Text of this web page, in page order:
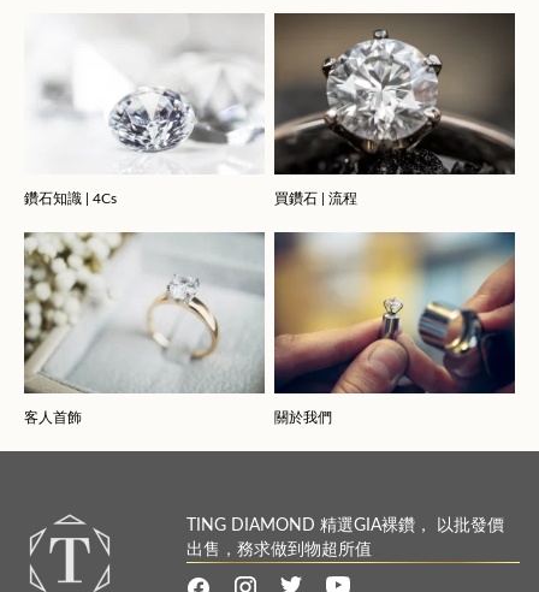
鑽石知識 | 4Cs 買鑽石 | 流程
客人首飾 關於我們
TING DIAMOND 精選GIA裸鑽， 以批發價
出售，務求做到物超所值